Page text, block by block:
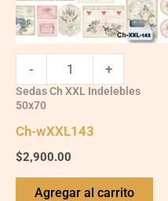
- +
Sedas Ch XXL Indelebles
50x70
Ch-wXXL143
$2,900.00
Agregar al carrito